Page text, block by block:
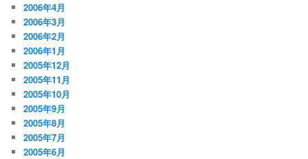
2006年4月
2006年3月
2006年2月
2006年1月
2005年12月
2005年11月
2005年10月
2005年9月
2005年8月
2005年7月
2005年6月